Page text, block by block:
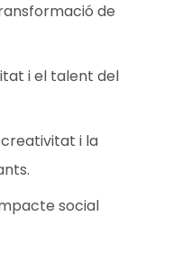
de
i el talent del
i la
social